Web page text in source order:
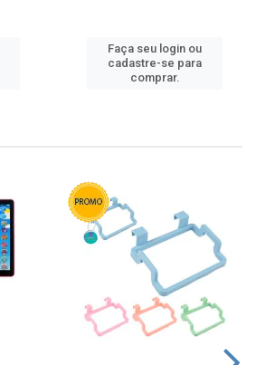
Faça seu login ou
cadastre-se para
comprar.